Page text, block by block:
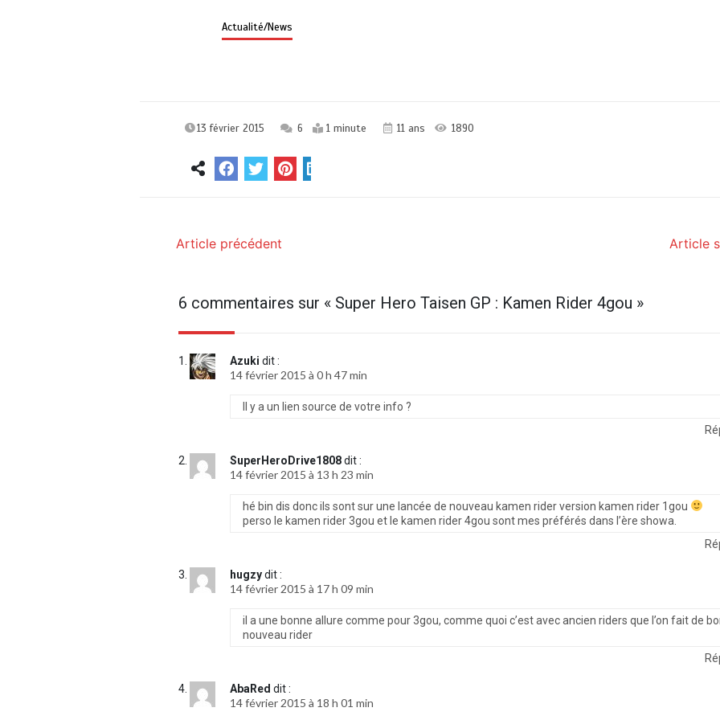
Actualité/News
13 février 2015 6 1 minute 11 ans 1890
Article précédent Article
6 commentaires sur « Super Hero Taisen GP : Kamen Rider 4gou »
Azuki dit :
14 février 2015 à 0 h 47 min
Il y a un lien source de votre info ?
SuperHeroDrive1808dit :
14 février 2015 à 13 h 23 min
hé bin dis donc ils sont sur une lancée de nouveau kamen rider version kamen rider 1gou
perso le kamen rider 3gou et le kamen rider 4gou sont mes préférés dans l’ère showa.
hugzydit :
14 février 2015 à 17 h 09 min
il a une bonne allure comme pour 3gou, comme quoi c’est avec ancien riders que l’on fait de
nouveau rider
AbaRed dit :
14 février 2015 à 18 h 01 min